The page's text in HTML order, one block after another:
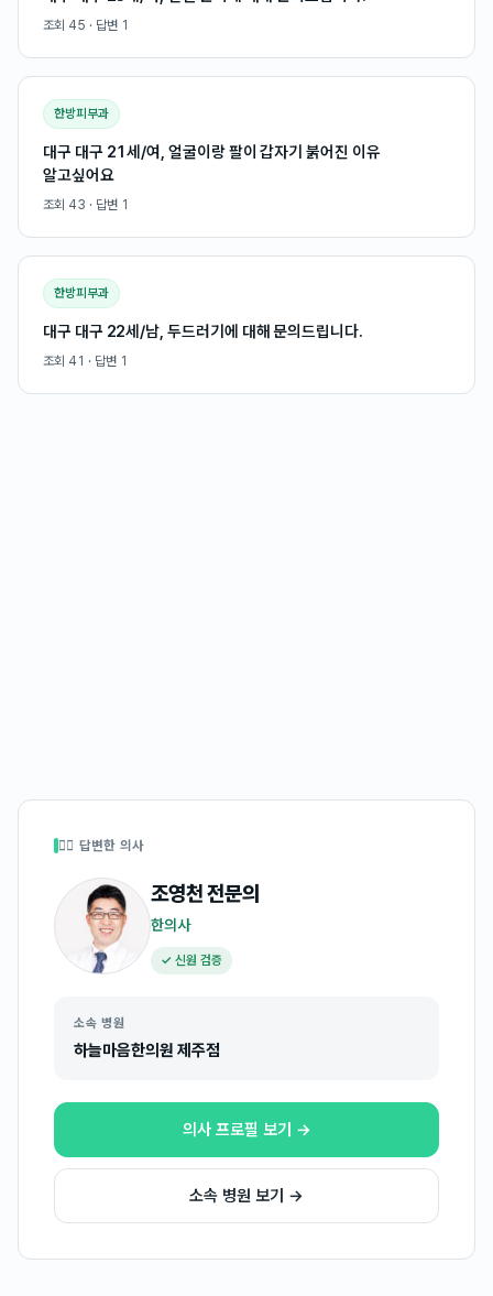
조회 45 · 답변 1
한방피부과
대구 대구 21세/여, 얼굴이랑 팔이 갑자기 붉어진 이유
알고싶어요
조회 43 · 답변 1
한방피부과
대구 대구 22세/남, 두드러기에 대해 문의드립니다.
조회 41 · 답변 1
👩‍⚕️ 답변한 의사
조영천전문의
한의사
✓ 신원 검증
소속 병원
하늘마음한의원 제주점
의사 프로필 보기 →
소속 병원 보기 →